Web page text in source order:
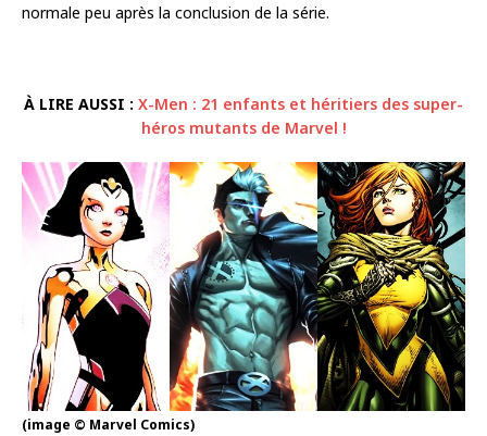
normale peu après la conclusion de la série.
À LIRE AUSSI : X-Men : 21 enfants et héritiers des super-
héros mutants de Marvel !
(image © Marvel Comics)